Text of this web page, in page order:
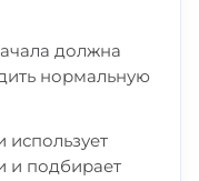
должна
нормальную
и подбирает